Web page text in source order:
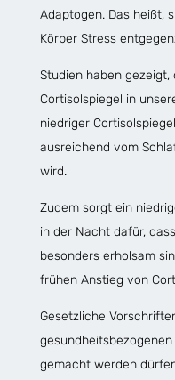
Adaptogen. Das heißt,
Körper Stress
Studien haben
Cortisolspiegel in
niedriger
ausreichend vom
wird.
Zudem sorgt ein
in der Nacht dafür,
besonders erholsam
frühen Anstieg von
Gesetzliche
gemacht werden